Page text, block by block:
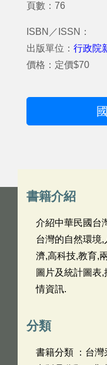
頁數：76
ISBN／ISSN：
出版單位： 行政院
價格：定價$70
書籍介紹
介紹中華民國台
台灣的自然環境
濟,高科技,教育,
圖片及統計圖表
情資訊.
分類
書籍分類 ：台灣